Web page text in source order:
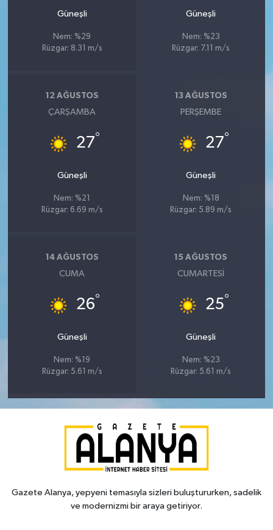
Güneşli
Nem: %29
Rüzgar: 8.31 m/s
Güneşli
Nem: %23
Rüzgar: 7.11 m/s
12 AĞUSTOS
ÇARŞAMBA
27°
Güneşli
Nem: %21
Rüzgar: 6.69 m/s
13 AĞUSTOS
PERŞEMBE
27°
Güneşli
Nem: %18
Rüzgar: 5.89 m/s
14 AĞUSTOS
CUMA
26°
Güneşli
Nem: %19
Rüzgar: 5.61 m/s
15 AĞUSTOS
CUMARTESI
25°
Güneşli
Nem: %23
Rüzgar: 5.61 m/s
Gazete Alanya, yepyeni temasıyla sizleri buluştururken, sadelik
ve modernizmi bir araya getiriyor.